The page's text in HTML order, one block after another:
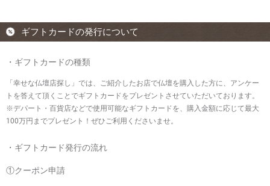
ギフトカードの発行について
・ギフトカードの種類
「幸せな仏壇店探し」では、ご紹介したお店で仏壇を購入した方に、アンケー
トを答えて頂くことでギフトカードをプレゼントさせていただいております。
※デパート・百貨店などで使用可能なギフトカードを、購入金額に応じて最大
100万円までプレゼント！ぜひご利用くださいませ。
・ギフトカード発行の流れ
①クーポン申請